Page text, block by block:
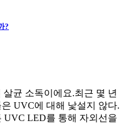
?
균 소독이에요.최근 몇 년
UVC에 대해 낯설지 않다.
UVC LED를 통해 자외선을